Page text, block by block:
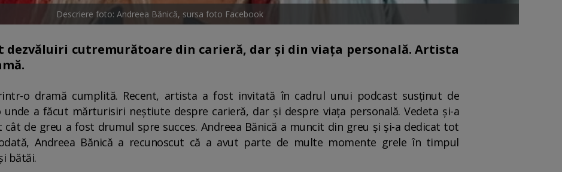
Descriere foto: Andreea Bănică, sursa foto Facebook
dezvăluiri cutremurătoare din carieră, dar și din viața personală. Artista
o dramă cumplită. Recent, artista a fost invitată în cadrul unui podcast susținut de
unde a făcut mărturisiri neștiute despre carieră, dar și despre viața personală. Vedeta și-a
de greu a fost drumul spre succes. Andreea Bănică a muncit din greu și și-a dedicat tot
Andreea Bănică a recunoscut că a avut parte de multe momente grele în timpul
bătăi.